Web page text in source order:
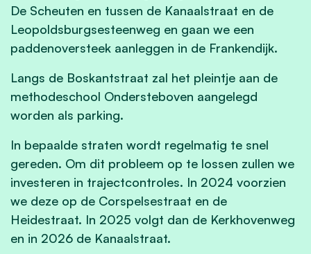
De Scheuten en tussen de Kanaalstraat en de
Leopoldsburgsesteenweg en gaan we een
paddenoversteek aanleggen in de Frankendijk.
Langs de Boskantstraat zal het pleintje aan de
methodeschool Ondersteboven aangelegd
worden als parking.
In bepaalde straten wordt regelmatig te snel
gereden. Om dit probleem op te lossen zullen we
investeren in trajectcontroles. In 2024 voorzien
we deze op de Corspelsestraat en de
Heidestraat. In 2025 volgt dan de Kerkhovenweg
en in 2026 de Kanaalstraat.